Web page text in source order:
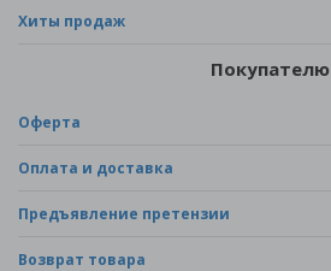
Хиты продаж
Покупателю
Оферта
Оплата и доставка
Предъявление претензии
Возврат товара